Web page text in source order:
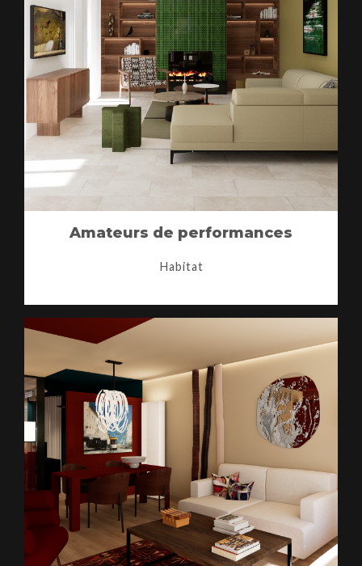
Amateurs de performances
Habitat